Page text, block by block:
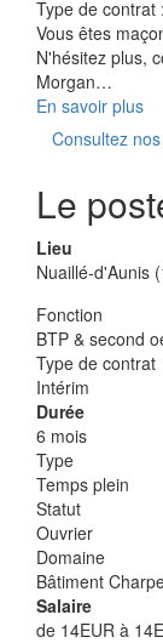
Type de contrat :
Vous êtes
N'hésitez plus,
Morgan…
En savoir plus
Consultez
Le
Lieu
Nuaillé-d'Aunis
Fonction
BTP & second
Type de contrat
Intérim
Durée
6 mois
Type
Temps plein
Statut
Ouvrier
Domaine
Bâtiment
Salaire
de 14EUR à